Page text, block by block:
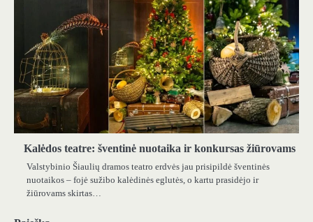
Kalėdos teatre: šventinė nuotaika ir konkursas žiūrovams
Valstybinio Šiaulių dramos teatro erdvės jau prisipildė šventinės
nuotaikos – fojė sužibo kalėdinės eglutės, o kartu prasidėjo ir
žiūrovams skirtas…